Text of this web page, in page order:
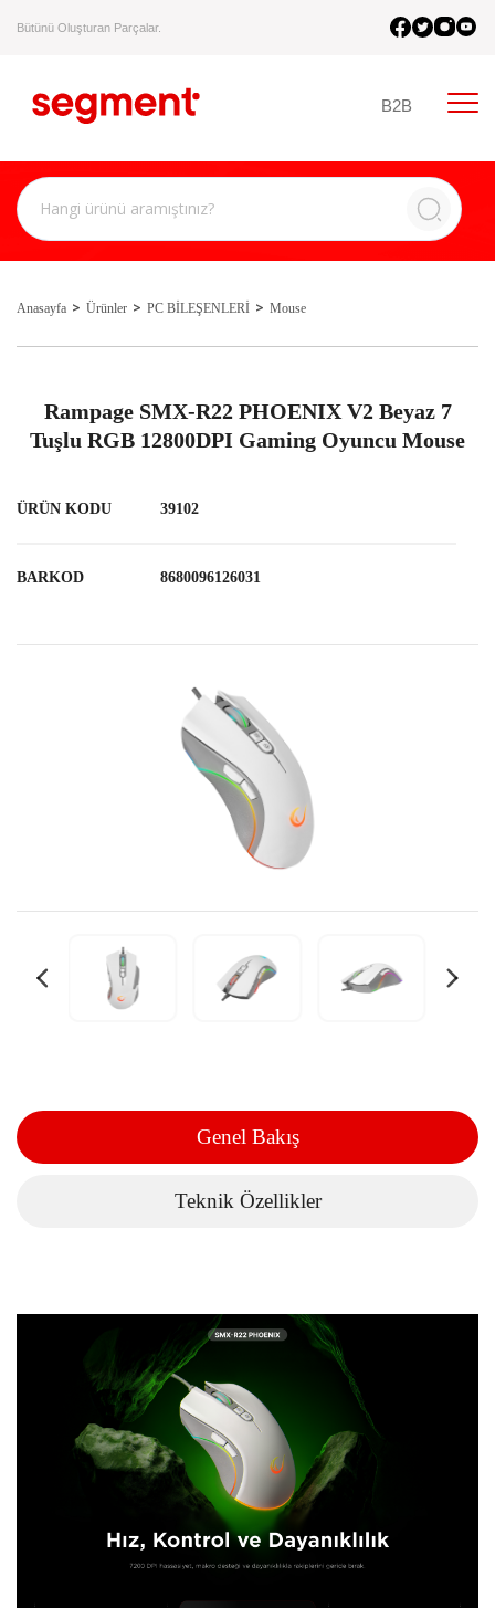
Bütünü Oluşturan Parçalar.
B2B
Anasayfa Ürünler PC BİLEŞENLERİ Mouse
Rampage SMX-R22 PHOENIX V2 Beyaz 7
Tuşlu RGB 12800DPI Gaming Oyuncu Mouse
ÜRÜN KODU 39102
BARKOD 8680096126031
Genel Bakış
Teknik Özellikler